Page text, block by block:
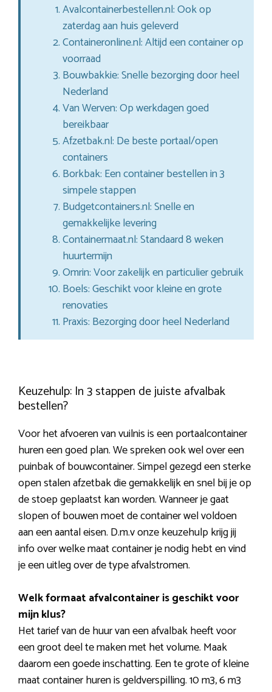
Avalcontainerbestellen.nl: Ook op
zaterdag aan huis geleverd
Containeronline.nl: Altijd een container op
voorraad
Bouwbakkie: Snelle bezorging door heel
Nederland
Van Werven: Op werkdagen goed
bereikbaar
Afzetbak.nl: De beste portaal/open
containers
Borkbak: Een container bestellen in 3
simpele stappen
Budgetcontainers.nl: Snelle en
gemakkelijke levering
Containermaat.nl: Standaard 8 weken
huurtermijn
Omrin: Voor zakelijk en particulier gebruik
Boels: Geschikt voor kleine en grote
renovaties
Praxis: Bezorging door heel Nederland
Keuzehulp: In 3 stappen de juiste afvalbak
bestellen?
Voor het afvoeren van vuilnis is een portaalcontainer
huren een goed plan. We spreken ook wel over een
puinbak of bouwcontainer. Simpel gezegd een sterke
open stalen afzetbak die gemakkelijk en snel bij je op
de stoep geplaatst kan worden. Wanneer je gaat
slopen of bouwen moet de container wel voldoen
aan een aantal eisen. D.m.v onze keuzehulp krijg jij
info over welke maat container je nodig hebt en vind
je een uitleg over de type afvalstromen.
Welk formaat afvalcontainer is geschikt voor
mijn klus?
Het tarief van de huur van een afvalbak heeft voor
een groot deel te maken met het volume. Maak
daarom een goede inschatting. Een te grote of kleine
maat container huren is geldverspilling. 10 m3, 6 m3